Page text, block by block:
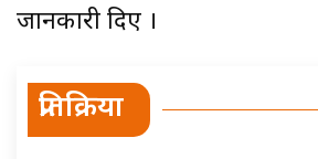
जानकारी दिए ।
प्रतिक्रिया